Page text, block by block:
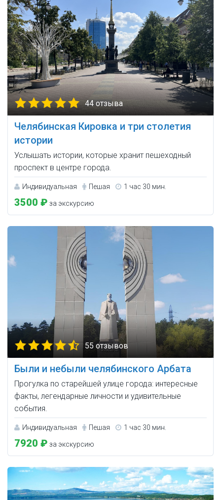
44 отзыва
Челябинская Кировка и три столетия
истории
Услышать истории, которые хранит пешеходный
проспект в центре города.
Индивидуальная Пешая 1 час 30 мин.
3500 ₽ за экскурсию
55 отзывов
Были и небыли челябинского Арбата
Прогулка по старейшей улице города: интересные
факты, легендарные личности и удивительные
события.
Индивидуальная Пешая 1 час 30 мин.
7920 ₽ за экскурсию